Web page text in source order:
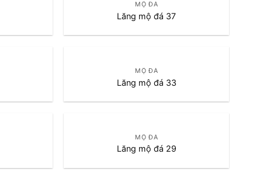
MỘ ĐÁ
Lăng mộ đá 37
MỘ ĐÁ
Lăng mộ đá 33
MỘ ĐÁ
Lăng mộ đá 29